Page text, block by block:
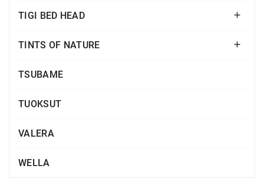
TIGI BED HEAD 
TINTS OF NATURE 
TSUBAME
TUOKSUT
VALERA
WELLA